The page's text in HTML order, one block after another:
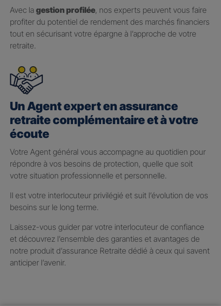
Avec la gestion profilée, nos experts peuvent vous faire
profiter du potentiel de rendement des marchés financiers
tout en sécurisant votre épargne à l’approche de votre
retraite.
Un Agent expert en assurance
retraite complémentaire et à votre
écoute
Votre Agent général vous accompagne au quotidien pour
répondre à vos besoins de protection, quelle que soit
votre situation professionnelle et personnelle.
Il est votre interlocuteur privilégié et suit l’évolution de vos
besoins sur le long terme.
Laissez-vous guider par votre interlocuteur de confiance
et découvrez l’ensemble des garanties et avantages de
notre produit d’assurance Retraite dédié à ceux qui savent
anticiper l’avenir.